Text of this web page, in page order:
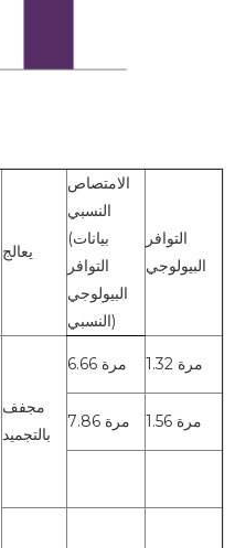
يعالج
الامتصاص
النسبي
(بيانات
التوافر
البيولوجي
النسبي)
التوافر
البيولوجي
مجفف
بالتجميد
6.66 مرة 1.32 مرة
7.86 مرة 1.56 مرة